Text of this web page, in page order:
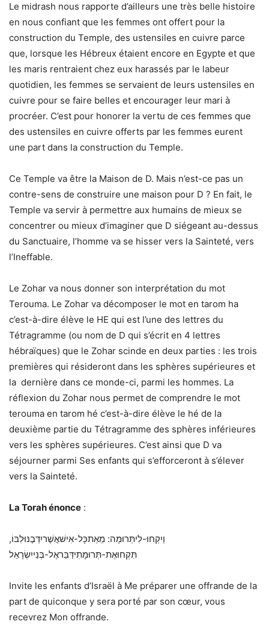
Le midrash nous rapporte d’ailleurs une très belle histoire
en nous confiant que les femmes ont offert pour la
construction du Temple, des ustensiles en cuivre parce
que, lorsque les Hébreux étaient encore en Egypte et que
les maris rentraient chez eux harassés par le labeur
quotidien, les femmes se servaient de leurs ustensiles en
cuivre pour se faire belles et encourager leur mari à
procréer. C’est pour honorer la vertu de ces femmes que
des ustensiles en cuivre offerts par les femmes eurent
une part dans la construction du Temple.
Ce Temple va être la Maison de D. Mais n’est-ce pas un
contre-sens de construire une maison pour D ? En fait, le
Temple va servir à permettre aux humains de mieux se
concentrer ou mieux d’imaginer que D siégeant au-dessus
du Sanctuaire, l’homme va se hisser vers la Sainteté, vers
l’Ineffable.
Le Zohar va nous donner son interprétation du mot
Terouma. Le Zohar va décomposer le mot en tarom ha
c’est-à-dire élève le HE qui est l’une des lettres du
Tétragramme (ou nom de D qui s’écrit en 4 lettres
hébraïques) que le Zohar scinde en deux parties : les trois
premières qui résideront dans les sphères supérieures et
la dernière dans ce monde-ci, parmi les hommes. La
réflexion du Zohar nous permet de comprendre le mot
terouma en tarom hé c’est-à-dire élève le hé de la
deuxième partie du Tétragramme des sphères inférieures
vers les sphères supérieures. C’est ainsi que D va
séjourner parmi Ses enfants qui s’efforceront à s’élever
vers la Sainteté.
La Torah énonce :
וְיִקְחוּ-לִיתְּרוּמָה: מֵאֵתכָּל-אִישׁאֲשֶׁריִדְּבֶנּוּלִבּוֹ,
תִּקְחוּאֶת-תְּרוּמָתִידַּבֵּראֶל-בְּנֵייִשְׂרָאֵל
Invite les enfants d’Israël à Me préparer une offrande de la
part de quiconque y sera porté par son cœur, vous
recevrez Mon offrande.